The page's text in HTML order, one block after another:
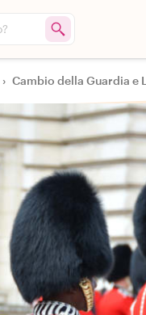
› Cambio della Guardia e